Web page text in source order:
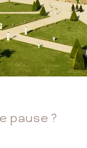
pause ?